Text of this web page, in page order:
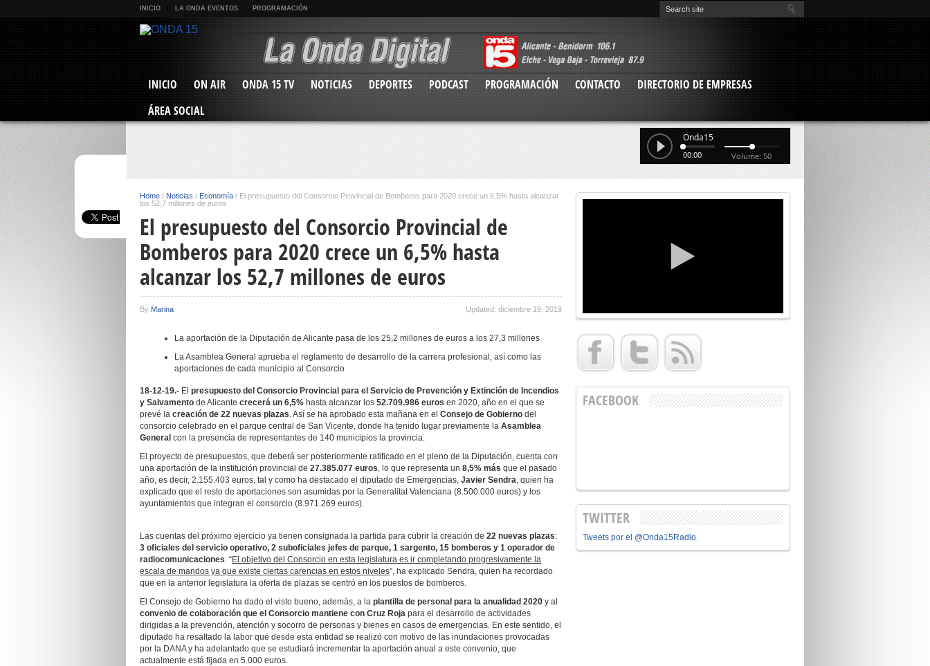
INICIO LA ONDA EVENTOS PROGRAMACIÓN
INICIO ON AIR ONDA 15 TV NOTICIAS DEPORTES PODCAST PROGRAMACIÓN CONTACTO
DIRECTORIO DE EMPRESAS
ÁREA SOCIAL
Onda15
00:00 Volume: 50
Home / Noticias / Economía / El presupuesto del Consorcio Provincial de Bomberos para 2020 crece un 6,5% hasta alcanzar
los 52,7 millones de euros
El presupuesto del Consorcio Provincial de
Bomberos para 2020 crece un 6,5% hasta
alcanzar los 52,7 millones de euros
By Marina Updated: diciembre 19, 2019
La aportación de la Diputación de Alicante pasa de los 25,2 millones de euros a los 27,3 millones
La Asamblea General aprueba el reglamento de desarrollo de la carrera profesional, así como las
aportaciones de cada municipio al Consorcio
18-12-19.- El presupuesto del Consorcio Provincial para el Servicio de Prevención y Extinción de Incendios
y Salvamento de Alicante crecerá un 6,5% hasta alcanzar los 52.709.986 euros en 2020, año en el que se
prevé la creación de 22 nuevas plazas. Así se ha aprobado esta mañana en el Consejo de Gobierno del
consorcio celebrado en el parque central de San Vicente, donde ha tenido lugar previamente la Asamblea
General con la presencia de representantes de 140 municipios la provincia.
El proyecto de presupuestos, que deberá ser posteriormente ratificado en el pleno de la Diputación, cuenta con
una aportación de la institución provincial de 27.385.077 euros, lo que representa un 8,5% más que el pasado
año, es decir, 2.155.403 euros, tal y como ha destacado el diputado de Emergencias, Javier Sendra, quien ha
explicado que el resto de aportaciones son asumidas por la Generalitat Valenciana (8.500.000 euros) y los
ayuntamientos que integran el consorcio (8.971.269 euros).
Las cuentas del próximo ejercicio ya tienen consignada la partida para cubrir la creación de 22 nuevas plazas:
3 oficiales del servicio operativo, 2 suboficiales jefes de parque, 1 sargento, 15 bomberos y 1 operador de
radiocomunicaciones. “El objetivo del Consorcio en esta legislatura es ir completando progresivamente la
escala de mandos ya que existe ciertas carencias en estos niveles”, ha explicado Sendra, quien ha recordado
que en la anterior legislatura la oferta de plazas se centró en los puestos de bomberos.
El Consejo de Gobierno ha dado el visto bueno, además, a la plantilla de personal para la anualidad 2020 y al
convenio de colaboración que el Consorcio mantiene con Cruz Roja para el desarrollo de actividades
dirigidas a la prevención, atención y socorro de personas y bienes en casos de emergencias. En este sentido, el
diputado ha resaltado la labor que desde esta entidad se realizó con motivo de las inundaciones provocadas
por la DANA y ha adelantado que se estudiará incrementar la aportación anual a este convenio, que
actualmente está fijada en 5.000 euros.
FACEBOOK
TWITTER
Tweets por el @Onda15Radio.